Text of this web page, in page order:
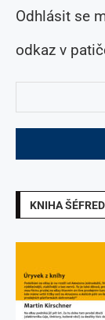
Odhlásit se
odkaz v
KNIHA